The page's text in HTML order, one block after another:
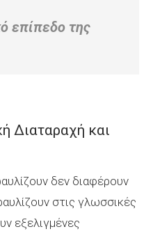
επίπεδο της
Διαταραχή και
δεν διαφέρουν
στις γλωσσικές
εξελιγμένες